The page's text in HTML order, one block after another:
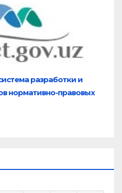
разработки и
нормативно-правовых